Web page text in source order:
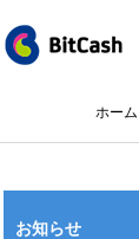
ホーム
お知らせ